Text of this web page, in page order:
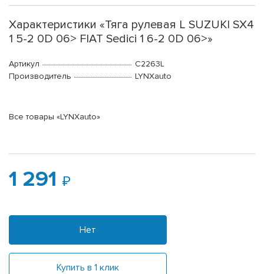
Характеристики «Тяга рулевая L SUZUKI SX4
1 5-2 0D 06> FIAT Sedici 1 6-2 0D 06>»
Артикул
C2263L
Производитель
LYNXauto
Все товары «LYNXauto»
1 291
Нет
Купить в 1 клик